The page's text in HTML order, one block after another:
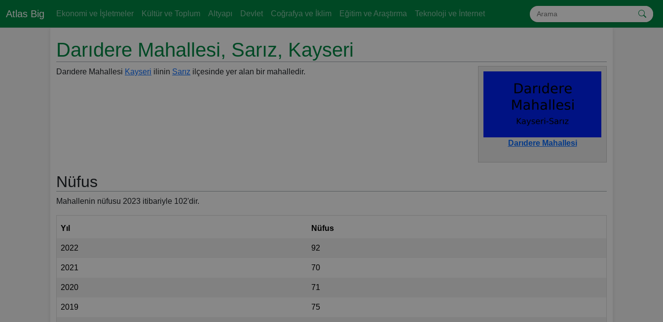
Atlas Big Ekonomi ve İşletmeler Kültür ve Toplum Altyapı Devlet Coğrafya ve İklim Eğitim ve Araştırma Teknoloji ve İnternet
Darıdere Mahallesi, Sarız, Kayseri
Darıdere Mahallesi Kayseri ilinin Sarız ilçesinde yer alan bir mahalledir.
Darıdere Mahallesi
Nüfus
Mahallenin nüfusu 2023 itibariyle 102'dir.
Yıl Nüfus
2022 92
2021 70
2020 71
2019 75